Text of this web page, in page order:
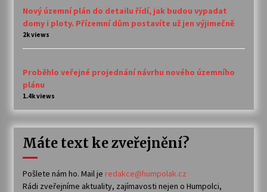
Nový územní plán do detailu řídí, jak budou vypadat
domy i ploty. Přízemní dům postavíte už jen výjimečně
2k views
Proběhlo veřejné projednání návrhu nového územního
plánu
1.4k views
Máte text ke zveřejnění?
Pošlete nám ho. Mail je redakce@humpolak.cz
Rádi zveřejníme aktuality, zajímavosti nejen o Humpolci,